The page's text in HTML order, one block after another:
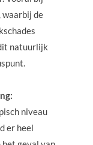
waarbij de
natuurlijk
niveau
er heel